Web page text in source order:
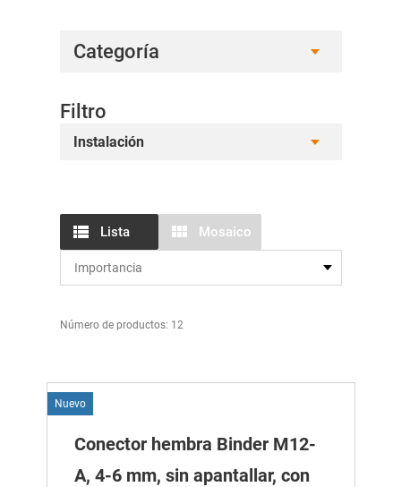
Categoría
Filtro
Instalación
Lista Mosaico
Número de productos: 12
Nuevo
Conector hembra Binder M12-
A, 4-6 mm, sin apantallar, con